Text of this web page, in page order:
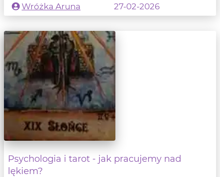
Wróżka Aruna
27-02-2026
Psychologia i tarot - jak pracujemy nad
lękiem?